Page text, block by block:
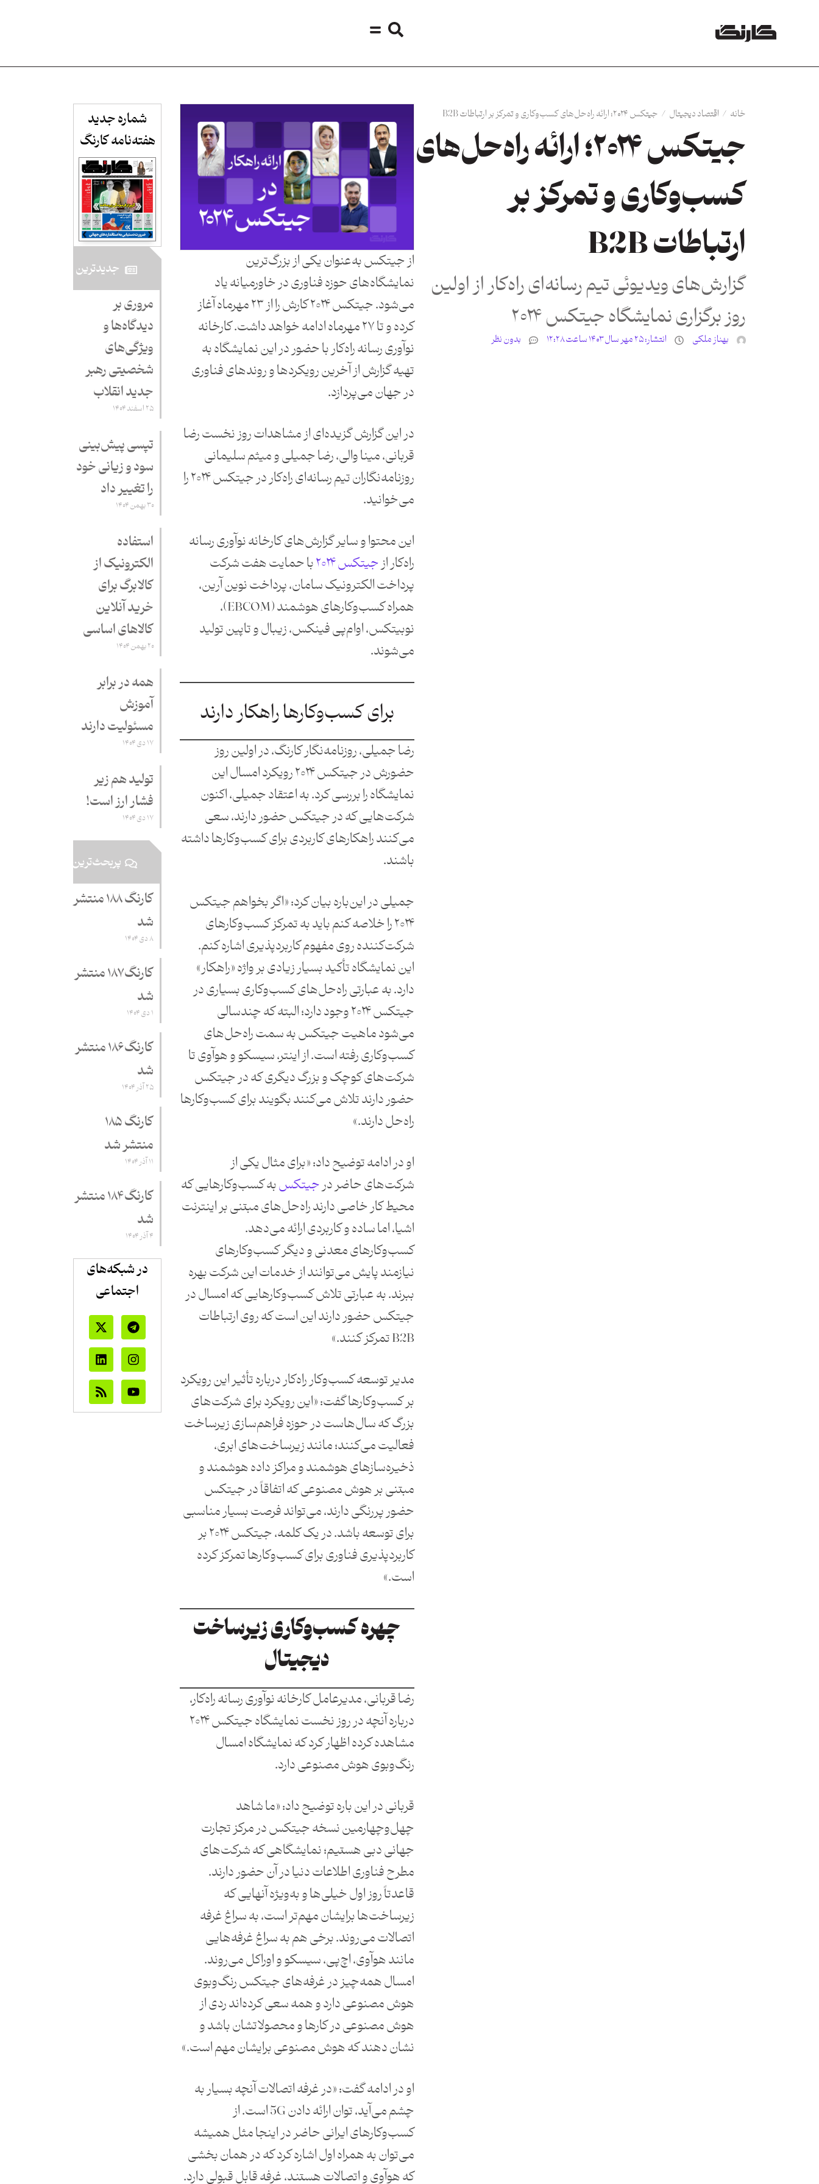
خانه / اقتصاد دیجیتال / جیتکس ۲۰۲۴؛ ارائه راه‌حل‌های کسب‌وکاری و تمرکز بر ارتباطات B2B
جیتکس ۲۰۲۴؛ ارائه راه‌حل‌های
کسب‌وکاری و تمرکز بر
ارتباطات B2B
گزارش‌های ویدیوئی تیم رسانه‌ای راه‌کار از اولین
روز برگزاری نمایشگاه جیتکس ۲۰۲۴
بهناز ملکی انتشار:۲۵ مهر سال ۱۴۰۳ ساعت ۱۲:۲۸ بدون نظر
از جیتکس به‌عنوان یکی از بزرگ‌ترین
نمایشگاه‌های حوزه فناوری در خاورمیانه یاد
می‌شود. جیتکس ۲۰۲۴ کارش را از ۲۳ مهرماه آغاز
کرده و تا ۲۷ مهرماه ادامه خواهد داشت. کارخانه
نوآوری رسانه راه‌کار با حضور در این نمایشگاه به
تهیه گزارش از آخرین رویکردها و روندهای فناوری
در جهان می‌پردازد.
در این گزارش گزیده‌ای از مشاهدات روز نخست رضا
قربانی، مینا والی، رضا جمیلی و میثم سلیمانی
روزنامه‌نگاران تیم رسانه‌ای راه‌کار در جیتکس ۲۰۲۴ را
می‌خوانید.
این محتوا و سایر گزارش‌های کارخانه نوآوری رسانه
راه‌کار ازجیتکس ۲۰۲۴
با حمایت هفت شرکت
پرداخت الکترونیک سامان، پرداخت نوین آرین،
همراه کسب‌وکارهای هوشمند (EBCOM)،
نوبیتکس، اوام‌پی فینکس، زیبال و تاپین تولید
می‌شوند.
برای کسب‌وکارها راهکار دارند
رضا جمیلی، روزنامه‌نگار کارنگ، در اولین روز
حضورش در جیتکس ۲۰۲۴ رویکرد امسال این
نمایشگاه را بررسی کرد. به اعتقاد جمیلی، اکنون
شرکت‌هایی که در جیتکس حضور دارند، سعی
می‌کنند راهکارهای کاربردی برای کسب‌وکارها داشته
باشند.
جمیلی در این‌باره بیان کرد: «اگر بخواهم جیتکس
۲۰۲۴ را خلاصه کنم باید به تمرکز کسب‌وکارهای
شرکت‌کننده روی مفهوم کاربردپذیری اشاره کنم.
این نمایشگاه تأکید بسیار زیادی بر واژه «راهکار»
دارد. به عبارتی راه‌حل‌های کسب‌وکاری بسیاری در
جیتکس ۲۰۲۴ وجود دارد؛ البته که چندسالی
می‌شود ماهیت جیتکس به سمت راه‌حل‌های
کسب‌وکاری رفته است. از اینتر، سیسکو و هوآوی تا
شرکت‌های کوچک و بزرگ دیگری که در جیتکس
حضور دارند تلاش می‌کنند بگویند برای کسب‌وکارها
راه‌حل دارند.»
او در ادامه توضیح داد: «برای مثال یکی از
شرکت‌های حاضر درجیتکسبه کسب‌وکارهایی که
محیط کار خاصی دارند راه‌حل‌های مبتنی بر اینترنت
اشیا، اما ساده و کاربردی ارائه می‌دهد.
کسب‌وکارهای معدنی و دیگر کسب‌وکارهای
نیازمند پایش می‌توانند از خدمات این شرکت بهره
ببرند. به عبارتی تلاش کسب‌وکارهایی که امسال در
جیتکس حضور دارند این است که روی ارتباطات
B2B تمرکز کنند.»
مدیر توسعه کسب‌وکار راه‌کار درباره تأثیر این رویکرد
بر کسب‌وکارها گفت: «این رویکرد برای شرکت‌های
بزرگ که سال‌هاست در حوزه فراهم‌سازی زیرساخت
فعالیت می‌کنند؛ مانند زیرساخت‌های ابری،
ذخیره‌سازهای هوشمند و مراکز داده هوشمند و
مبتنی بر هوش مصنوعی که اتفاقاً در جیتکس
حضور پررنگی دارند، می‌تواند فرصت بسیار مناسبی
برای توسعه باشد. در یک کلمه، جیتکس ۲۰۲۴ بر
کاربردپذیری فناوری برای کسب‌وکارها تمرکز کرده
است.»
چهره کسب‌وکاری زیرساخت
دیجیتال
رضا قربانی، مدیرعامل کارخانه نوآوری رسانه راه‌کار،
درباره آنچه در روز نخست نمایشگاه جیتکس ۲۰۲۴
مشاهده کرده اظهار کرد که نمایشگاه امسال
رنگ‌وبوی هوش مصنوعی دارد.
قربانی در این باره توضیح داد: «ما شاهد
چهل‌وچهارمین نسخه جیتکس در مرکز تجارت
جهانی دبی هستیم؛ نمایشگاهی که شرکت‌های
مطرح فناوری اطلاعات دنیا در آن حضور دارند.
قاعدتاً روز اول خیلی‌ها و به‌‌ویژه آنهایی که
زیرساخت‌ها برایشان مهم‌تر است، به سراغ غرفه
اتصالات می‌روند. برخی هم به سراغ غرفه‌هایی
مانند هوآوی، اچ‌پی، سیسکو و اوراکل می‌روند.
امسال همه‌چیز در غرفه‌های جیتکس رنگ‌وبوی
هوش مصنوعی دارد و همه سعی کرده‌اند ردی از
هوش مصنوعی در کارها و محصولاتشان باشد و
نشان دهند که هوش مصنوعی برایشان مهم است.»
او در ادامه گفت: «در غرفه اتصالات آنچه بسیار به
چشم می‌آید، توان ارائه ‌دادن 5G است. از
کسب‌وکارهای ایرانی حاضر در اینجا مثل همیشه
می‌توان به همراه اول اشاره کرد که در همان بخشی
که هوآوی و اتصالات هستند، غرفه قابل قبولی دارد.
شماره جدید
هفته‌نامه کارنگ​
جدید‌ترین
مروری بر
دیدگاه‌ها و
ویژگی‌های
شخصیتی رهبر
جدید انقلاب
۲۵ اسفند ۱۴۰۴
تپسی پیش‌بینی
سود و زیانی خود
را تغییر داد
۳۰ بهمن ۱۴۰۴
استفاده
الکترونیک از
کالابرگ برای
خرید آنلاین
کالاهای اساسی
۲۰ بهمن ۱۴۰۴
همه در برابر
آموزش
مسئولیت دارند
۱۷ دی ۱۴۰۴
تولید هم زیر
فشار ارز است!
۱۷ دی ۱۴۰۴
پربحث‌ترین
کارنگ ۱۸۸ منتشر
شد
۸ دی ۱۴۰۴
کارنگ ۱۸۷ منتشر
شد
۱ دی ۱۴۰۴
کارنگ ۱۸۶ منتشر
شد
۲۵ آذر ۱۴۰۴
کارنگ ۱۸۵
منتشر شد
۱۱ آذر ۱۴۰۴
کارنگ ۱۸۴ منتشر
شد
۴ آذر ۱۴۰۴
در شبکه‌های
اجتماعی